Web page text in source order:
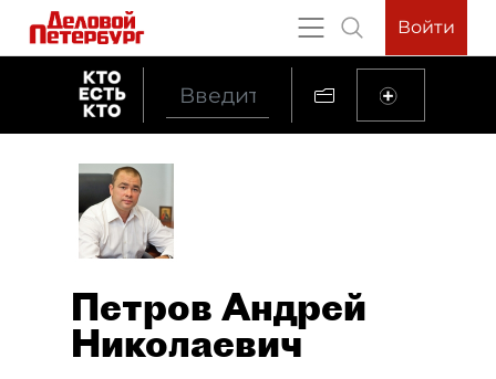
Войти
Петров Андрей
Николаевич